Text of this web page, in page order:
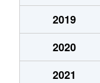
2019
2020
2021